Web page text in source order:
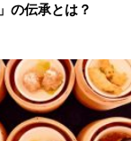
の伝承とは？